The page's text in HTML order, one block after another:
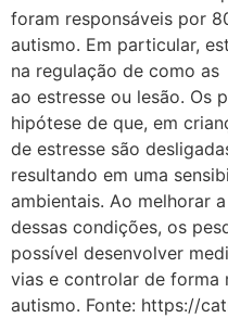
foram responsáveis ​​por
autismo. Em particular,
na regulação de como
ao estresse ou lesão. Os
hipótese de que, em
de estresse são
resultando em uma
ambientais. Ao melhorar
dessas condições, os
possível desenvolver
vias e controlar de forma
autismo. Fonte: https://